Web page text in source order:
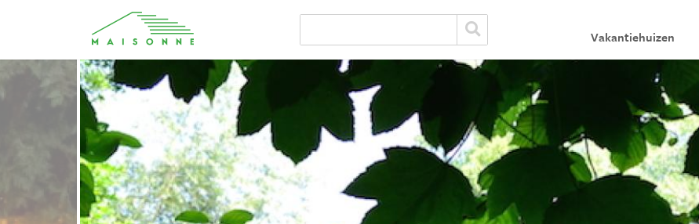
Vakantiehuizen